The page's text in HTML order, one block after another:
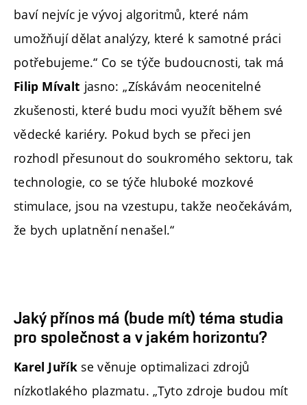
baví nejvíc je vývoj algoritmů, které nám
umožňují dělat analýzy, které k samotné práci
potřebujeme.“ Co se týče budoucnosti, tak má
Filip Mívalt jasno: „Získávám neocenitelné
zkušenosti, které budu moci využít během své
vědecké kariéry. Pokud bych se přeci jen
rozhodl přesunout do soukromého sektoru, tak
technologie, co se týče hluboké mozkové
stimulace, jsou na vzestupu, takže neočekávám,
že bych uplatnění nenašel.“
Jaký přínos má (bude mít) téma studia
pro společnost a v jakém horizontu?
Karel Juříkse věnuje optimalizaci zdrojů
nízkotlakého plazmatu. „Tyto zdroje budou mít